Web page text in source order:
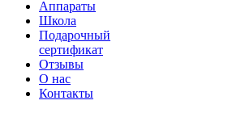
Аппараты
Школа
Подарочный
сертификат
Отзывы
О нас
Контакты